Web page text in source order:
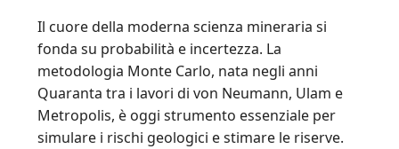
Il cuore della moderna scienza mineraria si
fonda su probabilità e incertezza. La
metodologia Monte Carlo, nata negli anni
Quaranta tra i lavori di von Neumann, Ulam e
Metropolis, è oggi strumento essenziale per
simulare i rischi geologici e stimare le riserve.